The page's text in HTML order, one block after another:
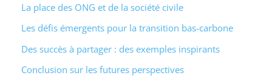
La place des ONG et de la société civile
Les défis émergents pour la transition bas-carbone
Des succès à partager : des exemples inspirants
Conclusion sur les futures perspectives